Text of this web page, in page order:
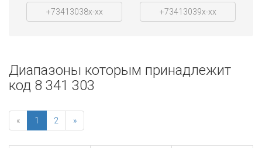
+73413038x-xx +73413039x-xx
Диапазоны которым принадлежит
код 8 341 303
« 1 2 »